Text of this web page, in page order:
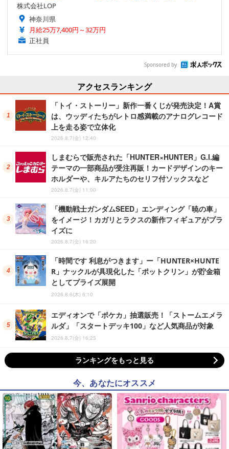
株式会社LOP
神奈川県
月給25万7,400円～32万円
正社員
Sponsored by
アクセスランキング
「トイ・ストーリー」新作一番くじが発売決定！A賞
は、ウッディたちがレトロ感満載のアナログレコード
上を走る姿で立体化
2026.8.7(金) 12:40
しまむらで販売された「HUNTER×HUNTER」G.I.編
テーマの一部商品が受注再販！カードデザインのキー
ホルダーや、キルアたちのセリフ付ソックスなど
2026.8.7(金) 11:00
「機動戦士ガンダムSEED」エンディング「暁の車」
をイメージ！カガリとラクスの新作フィギュアがプラ
イズに
2026.8.7(金) 16:20
「時間です 利息がつきます」ー「HUNTER×HUNTE
R」ナックルが具現化した「ポットクリン」が貯金箱
としてプライズ展開
2026.8.6(木) 6:10
エディオンで「ポケカ」抽選販売！「ストームエメラ
ルダ」「スタートデッキ100」など人気商品が対象
2026.8.7(金) 16:25
ランキングをもっと見る
今、あなたにオススメ